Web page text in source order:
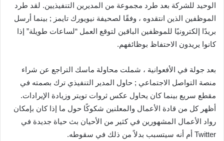
الوحيد للشركة بعد طرد مجموعة من المديرين التنفيذيين. لقد طرد
الموظفين الذين انتقدوه ، وفقًا لصحيفة نيويورك تايمز ; بينما أرسل
بريدًا إلكترونيًا للموظفين الباقين لتوقع العمل “لساعات طويلة” إذا
كانوا يريدون الاحتفاظ بوظائفهم.
بعد جولة في الأفعوانية ، شملت محاولة ماسك التراجع عن شراء
منصة التواصل الاجتماعي ; حاول المدير التنفيذي ترك بصمته في
مقطع سريع بينما كان يحاول عكس ثروات تويتر وزيادة الإيرادات.
أظهر كل من قادة الأعمال والمعلنين شكوكًا حول ما إذا كان بإمكان
رواد الأعمال المشهورين في كثير من الأحيان بث حياة جديدة في
Twitter أم أنه سيتسبب بدلاً من ذلك في سقوطه.